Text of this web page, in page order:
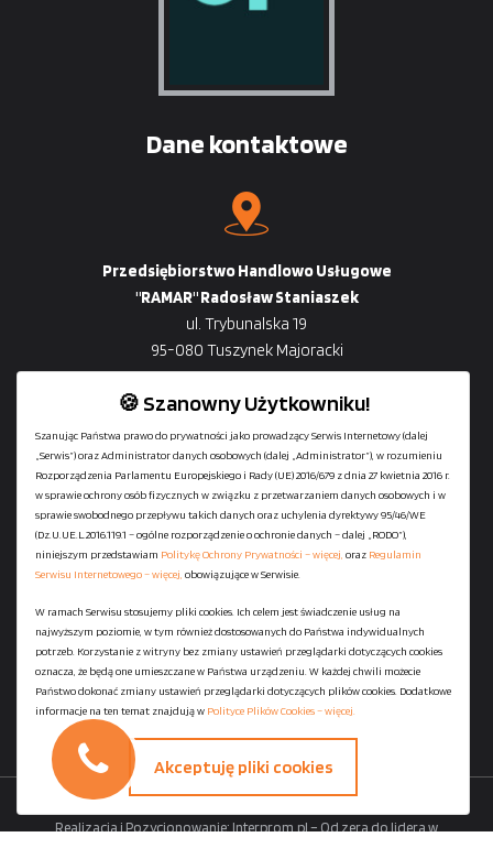
Dane kontaktowe
Przedsiębiorstwo Handlowo Usługowe
"RAMAR" Radosław Staniaszek
ul. Trybunalska 19
95-080 Tuszynek Majoracki
+48729-133-333
biuro@601144444.pl
Kontakt
Regulamin serwisu
Polityka Ochrony Prywatności
Polityka Plików Cookies
Copyright ©StaniaszekKontenery.pl- 2026 All Rights Reserved.
Realizacja i Pozycjonowanie:Interprom.pl – Od zera do lidera w
🍪 Szanowny Użytkowniku!
Szanując Państwa prawo do prywatności jako prowadzący Serwis Internetowy (dalej
„Serwis”) oraz Administrator danych osobowych (dalej „Administrator”), w rozumieniu
Rozporządzenia Parlamentu Europejskiego i Rady (UE) 2016/679 z dnia 27 kwietnia 2016 r.
w sprawie ochrony osób fizycznych w związku z przetwarzaniem danych osobowych i w
sprawie swobodnego przepływu takich danych oraz uchylenia dyrektywy 95/46/WE
(Dz.U.UE.L.2016.119.1 – ogólne rozporządzenie o ochronie danych – dalej „RODO”),
niniejszym przedstawiam Politykę Ochrony Prywatności – więcej, oraz Regulamin
Serwisu Internetowego – więcej, obowiązujące w Serwisie.
W ramach Serwisu stosujemy pliki cookies. Ich celem jest świadczenie usług na
najwyższym poziomie, w tym również dostosowanych do Państwa indywidualnych
potrzeb. Korzystanie z witryny bez zmiany ustawień przeglądarki dotyczących cookies
oznacza, że będą one umieszczane w Państwa urządzeniu. W każdej chwili możecie
Państwo dokonać zmiany ustawień przeglądarki dotyczących plików cookies. Dodatkowe
informacje na ten temat znajdują w Polityce Plików Cookies – więcej.
Akceptuję pliki cookies